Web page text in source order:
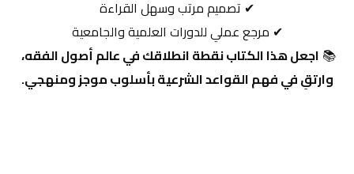
✔ تصميم مرتب وسهل القراءة
✔ مرجع عملي للدورات العلمية والجامعية
📚
وارتقِ في فهم القواعد الشرعية بأسلوب موجز ومنهجي.